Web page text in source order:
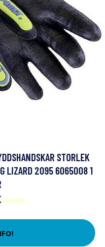
STORLEK
LIZARD 2095 6065008 1
359 SEK